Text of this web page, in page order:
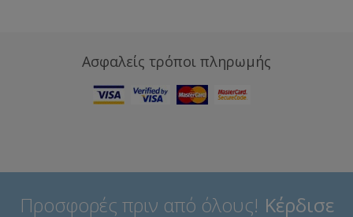
Ασφαλείς τρόποι πληρωμής
Προσφορές πριν από όλους! Κέρδισε